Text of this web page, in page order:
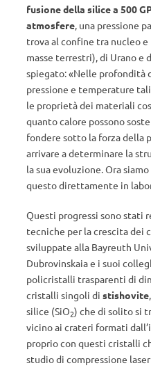
fusione della silice a 500
atmosfere, una pressione
trova al confine tra nucleo e
masse terrestri), di Urano e
spiegato: «Nelle profondità
pressione e temperature
le proprietà dei materiali
quanto calore possono
fondere sotto la forza della
arrivare a determinare la
la sua evoluzione. Ora
questo direttamente in
Questi progressi sono stati
tecniche per la crescita dei
sviluppate alla Bayreuth
Dubrovinskaia e i suoi
policristalli trasparenti di
cristalli singoli di stishovite
silice (SiO2) che di solito si
vicino ai crateri formati
proprio con questi cristalli
studio di compressione